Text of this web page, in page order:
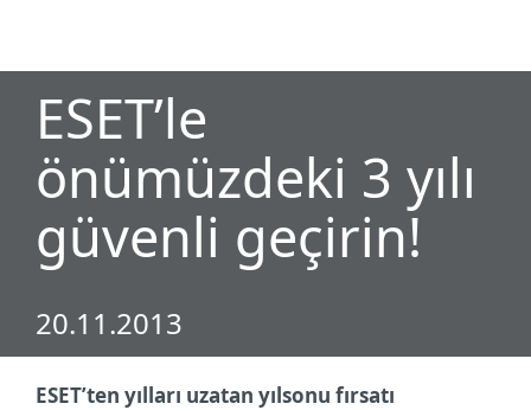
ESET’le
önümüzdeki 3 yılı
güvenli geçirin!
20.11.2013
ESET’ten yılları uzatan yılsonu fırsatı